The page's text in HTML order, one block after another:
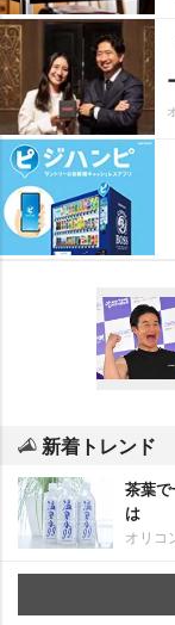
新着トレンド
茶葉
は
オリコ